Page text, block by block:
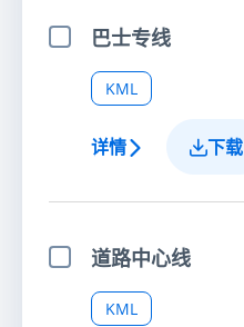
选择项目巴士专线
KML
详情 下载
选择项目道路中心线
KML